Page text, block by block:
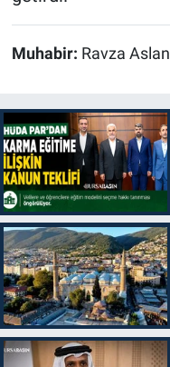
Muhabir: Ravza Aslan